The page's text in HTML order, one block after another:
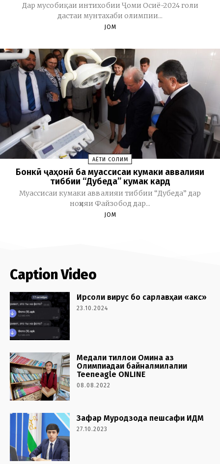
Дар мусобиқаи интихобии Ҷоми Осиё-2024 голи
дастаи мунтахаби олимпии...
JOM
ҲАЁТИ СОЛИМ
Бонкӣ ҷаҳонӣ ба муассисаи кумаки аввалияи
тиббии “Дубеда” кумак кард
Муассисаи кумаки аввалияи тиббии “Дубеда” дар
ноҳияи Файзобод дар...
JOM
Caption Video
Ирсоли вирус бо сарлавҳаи «акс»
23.10.2024
Медали тиллои Омина аз
Олимпиадаи байналмилалии
Teeneagle ONLINE
08.08.2022
Зафар Муродзода пешсафи ИДМ
27.10.2023